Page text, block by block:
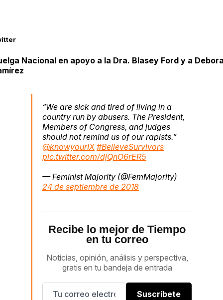
Nacional en apoyo a la Dra. Blasey Ford y a
“We are sick and tired of living in a
country run by abusers. The President,
Members of Congress, and judges
should not remind us of our rapists.”
@knowyourIX #BelieveSurvivors
pic.twitter.com/djQnO6rER5
— Feminist Majority (@FemMajority)
24 de septiembre de 2018
Recibe lo mejor de Tiempo
en tu correo
Noticias, opinión, análisis y perspectiva,
gratis en tu bandeja de entrada
Suscríbete